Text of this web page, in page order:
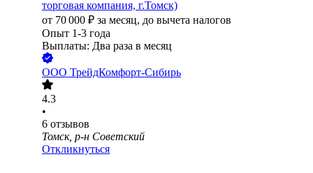
торговая компания, г.Томск)
от 70 000 ₽ за месяц, до вычета налогов
Опыт 1-3 года
Выплаты: Два раза в месяц
ООО ТрейдКомфорт-Сибирь
4.3
•
6 отзывов
Томск, р-н Советский
Откликнуться